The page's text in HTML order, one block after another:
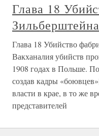
Глава 18
Зильберштейна
Глава 18 Убийство
Вакханалия убийств
1908 годах в Польше.
создав кадры
власти в крае, в то же
представителей